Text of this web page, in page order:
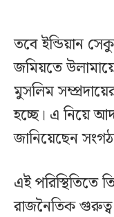
তবে ইন্ডিয়ান
জমিয়তে
মুসলিম
হচ্ছে। এ নিয়ে
জানিয়েছেন
এই পরিস্থিতিতে
রাজনৈতিক গুরুত্ব